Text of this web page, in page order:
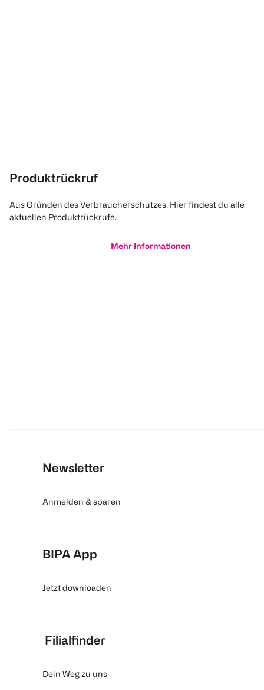
Produktrückruf
Aus Gründen des Verbraucherschutzes. Hier findest du alle
aktuellen Produktrückrufe.
Mehr Informationen
Newsletter
Anmelden & sparen
BIPA App
Jetzt downloaden
Filialfinder
Dein Weg zu uns